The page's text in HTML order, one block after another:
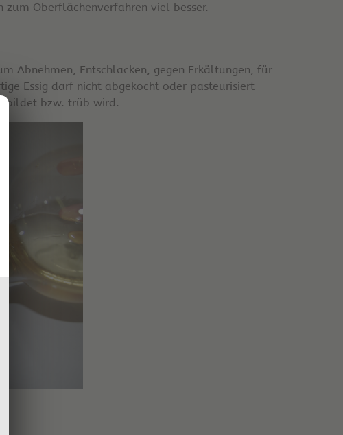
zum Oberflächenverfahren viel besser.
Abnehmen, Entschlacken, gegen Erkältungen, für
Essig darf nicht abgekocht oder pasteurisiert
bildet bzw. trüb wird.